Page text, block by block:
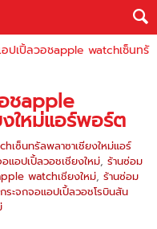
ปเปิ้ลวอชapple watchเซ็นทรั
ชapple
ใหม่แอร์พอร์ต
เซ็นทรัลพลาซาเชียงใหม่แอร์
แอปเปิ้ลวอชเชียงใหม่, ร้านซ่อม
watchเชียงใหม่, ร้านซ่อม
ระจกจอแอปเปิ้ลวอชโรบินสัน